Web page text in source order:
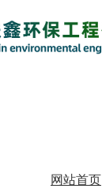
网站首页